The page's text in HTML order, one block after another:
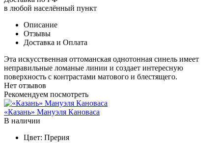
в любой населённый пункт
Описание
Отзывы
Доставка и Оплата
Эта искусственная оттоманская однотонная синель имеет
неправильные ломаные линии и создает интересную
поверхность с контрастами матового и блестящего.
Нет отзывов
Рекомендуем посмотреть
«Казань» Мануэля Кановаса
В наличии
Цвет: Прерия